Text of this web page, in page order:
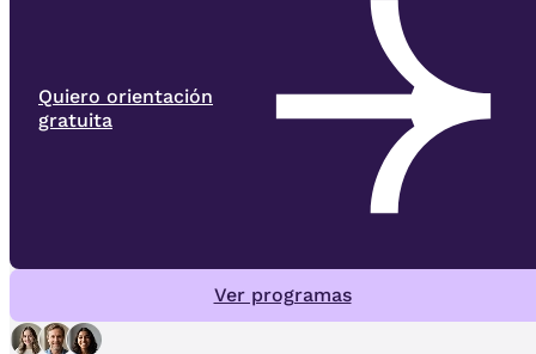
Quiero orientación
gratuita
Ver programas